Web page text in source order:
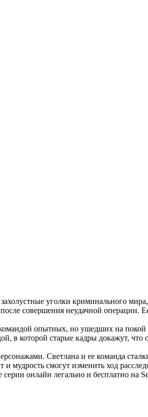
уголки криминального
совершения неудачной операции.
опытных, но ушедших на
в которой старые кадры докажут,
Светлана и ее команда
мудрость смогут изменить ход
онлайн легально и бесплатно на